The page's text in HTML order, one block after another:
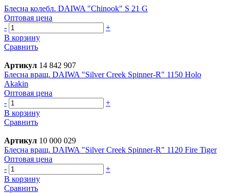
Блесна колебл. DAIWA "Chinook" S 21 G
Оптовая цена
-
+
В корзину
Сравнить
Артикул 14 842 907
Блесна вращ. DAIWA "Silver Creek Spinner-R" 1150 Holo
Akakin
Оптовая цена
-
+
В корзину
Сравнить
Артикул 10 000 029
Блесна вращ. DAIWA "Silver Creek Spinner-R" 1120 Fire Tiger
Оптовая цена
-
+
В корзину
Сравнить